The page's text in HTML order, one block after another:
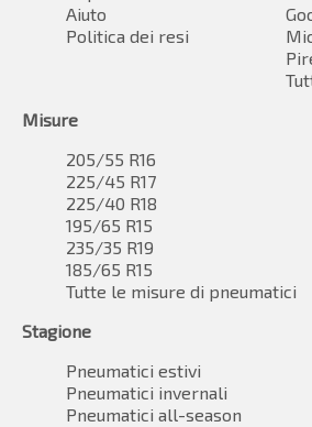
Aiuto
Politica dei resi
Misure
205/55 R16
225/45 R17
225/40 R18
195/65 R15
235/35 R19
185/65 R15
Tutte le misure di pneumatici
Stagione
Pneumatici estivi
Pneumatici invernali
Pneumatici all-season